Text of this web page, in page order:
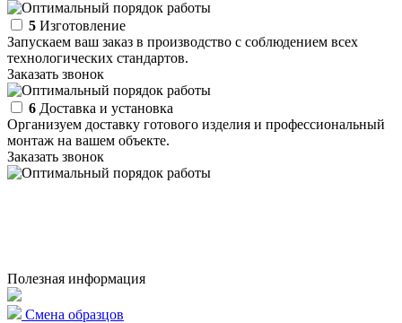
5 Изготовление
Запускаем ваш заказ в производство с соблюдением всех
технологических стандартов.
Заказать звонок
6 Доставка и установка
Организуем доставку готового изделия и профессиональный
монтаж на вашем объекте.
Заказать звонок
Полезная информация
Смена образцов